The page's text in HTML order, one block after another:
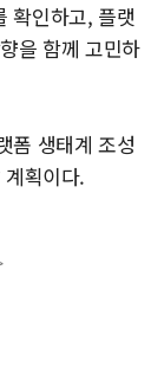
확인하고, 플랫
을 함께 고민하
폼 생태계 조성
획이다.